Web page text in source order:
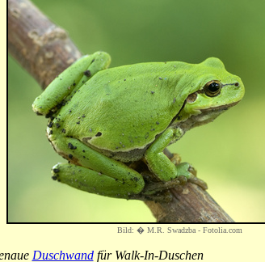
Bild: � M.R. Swadzba - Fotolia.com
Duschwandfür Walk-In-Duschen